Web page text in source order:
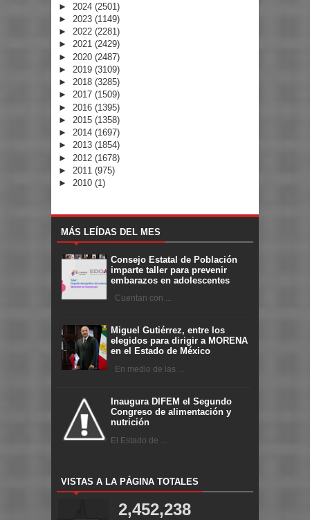
► 2024 (2501)
► 2023 (1149)
► 2022 (2281)
► 2021 (2429)
► 2020 (2487)
► 2019 (3109)
► 2018 (3285)
► 2017 (1509)
► 2016 (1395)
► 2015 (1358)
► 2014 (1697)
► 2013 (1854)
► 2012 (1678)
► 2011 (975)
► 2010 (1)
MÁS LEÍDAS DEL MES
Consejo Estatal de Población
imparte taller para prevenir
embarazos en adolescentes
Cuentan con ...
Miguel Gutiérrez, entre los
elegidos para dirigir a MORENA
en el Estado de México
En medio de las ...
Inaugura DIFEM el Segundo
Congreso de alimentación y
nutrición
El Estado de ...
VISTAS A LA PÁGINA TOTALES
2,452,238